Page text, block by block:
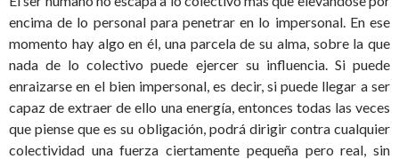
encima de lo personal para penetrar en lo impersonal. En ese
momento hay algo en él, una parcela de su alma, sobre la que
nada de lo colectivo puede ejercer su influencia. Si puede
enraizarse en el bien impersonal, es decir, si puede llegar a ser
capaz de extraer de ello una energía, entonces todas las veces
que piense que es su obligación, podrá dirigir contra cualquier
colectividad una fuerza ciertamente pequeña pero real, sin